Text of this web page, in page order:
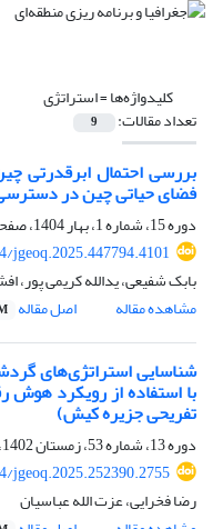
کلیدواژه‌ها =استراتژی
تعداد مقالات: 9
بررسی احتمال ابرقدرتی
فضای حیاتی چین در
دوره 15، شماره 1، بهار 1404، صفحه
jgeoq.2025.447794.4101
بابک شفیعی، یدالله کریمی پور،
مشاهده مقاله
اصل مقاله
شناسایی استراتژی‌های
با استفاده از رویکرد
تفریحی جزیره کیش)
دوره 13، شماره 53، زمستان 1402، صفحه
jgeoq.2025.252390.2755
رضا فخرایی، عزت الله عباسیان